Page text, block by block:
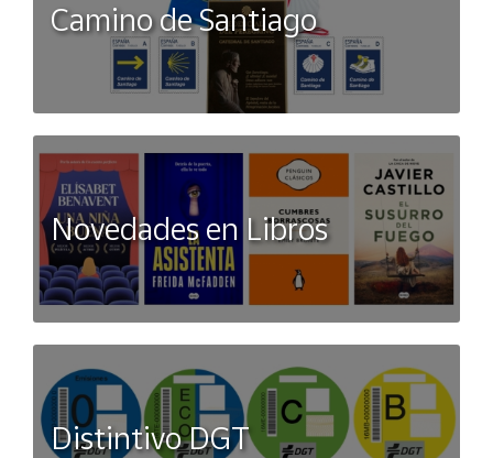
Camino de Santiago
Novedades en Libros
Distintivo DGT